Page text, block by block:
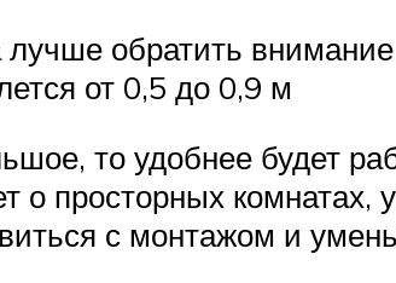
обратить
от 0,5 до 0,9 м
то удобнее будет
о просторных
с монтажом и